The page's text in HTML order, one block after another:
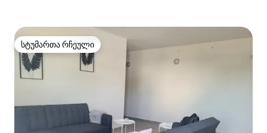
სტუმართა რჩეული
სტუმართა რჩეული